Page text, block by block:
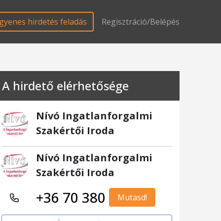
hirdetés feladás Regisztráció/Belépés
A hirdető elérhetősége
Nívó Ingatlanforgalmi
Szakértői Iroda
Nívó Ingatlanforgalmi
Szakértői Iroda
+36 70 380 Mutasd!